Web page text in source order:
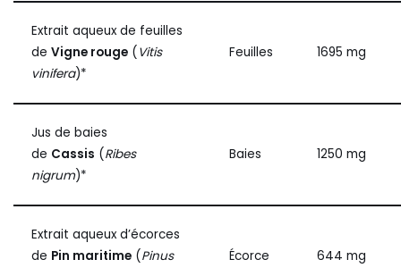
Extrait aqueux de feuilles
de Vigne rouge ( Vitis
vinifera)*
Feuilles 1695 mg
Jus de baies
de Cassis (Ribes
nigrum)*
Baies 1250 mg
Extrait aqueux d’écorces
de Pin maritime (Pinus Écorce 644 mg